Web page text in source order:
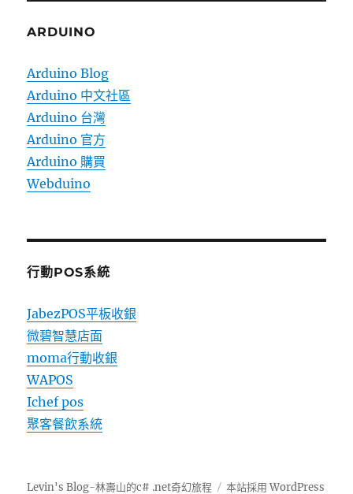
ARDUINO
Arduino Blog
Arduino 中文社區
Arduino 台灣
Arduino 官方
Arduino 購買
Webduino
行動POS系統
JabezPOS平板收銀
微碧智慧店面
moma行動收銀
WAPOS
Ichef pos
聚客餐飲系統
Levin's Blog-林壽山的c# .net奇幻旅程 本站採用 WordPress